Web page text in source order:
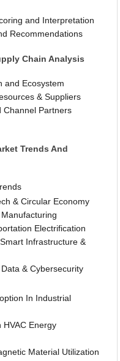
and Interpretation
Recommendations
Chain Analysis
and Ecosystem
& Suppliers
Channel Partners
Trends And
& Circular Economy
Electrification
Infrastructure &
& Cybersecurity
In Industrial
Energy
Material Utilization